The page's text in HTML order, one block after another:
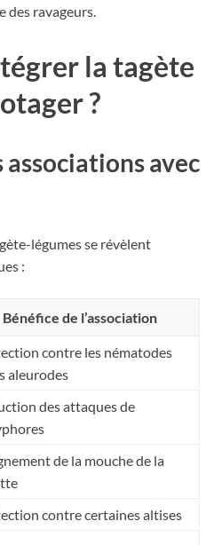
des ravageurs.
la tagète
?
associations avec
légumes se révèlent
:
Bénéfice de l’association
contre les nématodes
aleurodes
des attaques de
de la mouche de la
contre certaines altises